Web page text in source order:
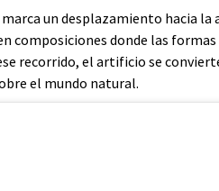
un desplazamiento hacia la
composiciones donde las formas
recorrido, el artificio se
el mundo natural.